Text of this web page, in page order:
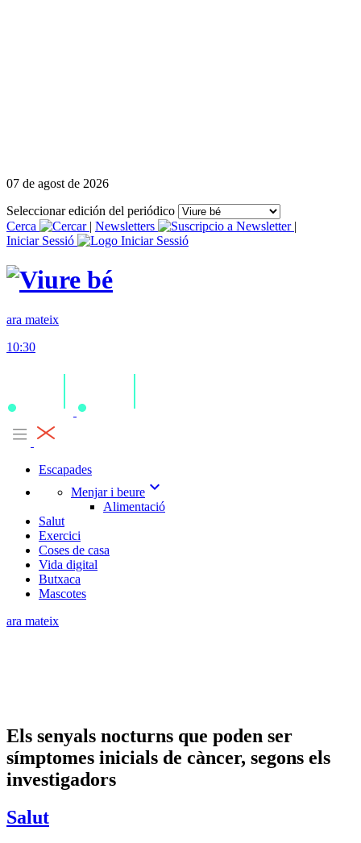
07 de agost de 2026
Seleccionar edición del periódico
Cerca
| Newsletters
|
Iniciar Sessió
ara mateix
10:30
Escapades
Menjar i beure expand_more
Alimentació
Salut
Exercici
Coses de casa
Vida digital
Butxaca
Mascotes
ara mateix
Els senyals nocturns que poden ser
símptomes inicials de càncer, segons els
investigadors
Salut